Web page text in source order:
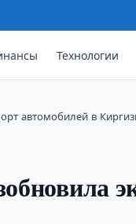
Технологии
автомобилей в